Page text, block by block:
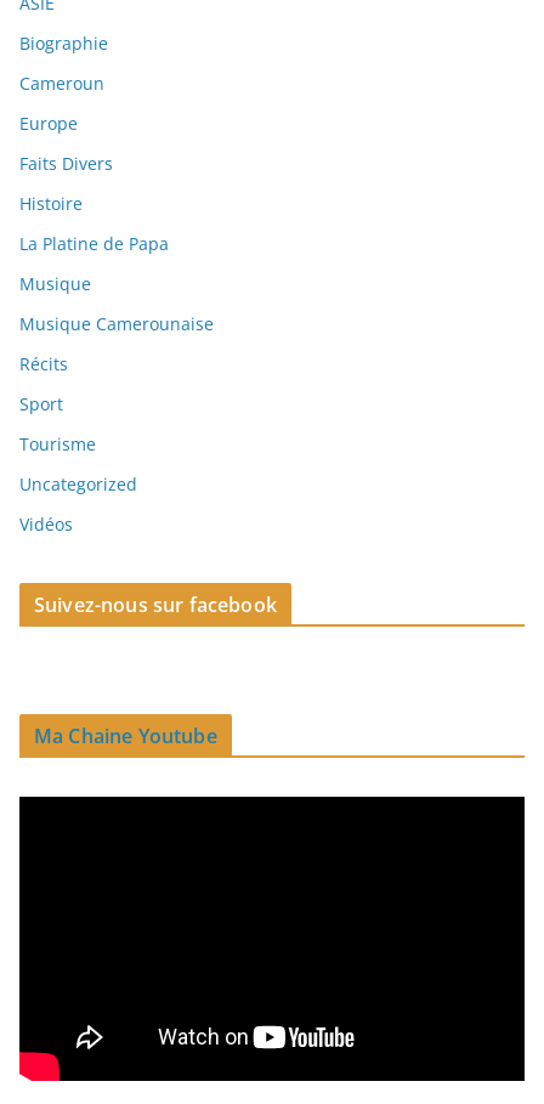
Biographie
Cameroun
Europe
Faits Divers
Histoire
La Platine de Papa
Musique
Musique Camerounaise
Récits
Sport
Tourisme
Uncategorized
Vidéos
Suivez-nous sur facebook
Ma Chaine Youtube